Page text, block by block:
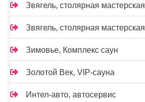
Звягель, столярная мастерская
Звягель, столярная мастерская
Зимовье, Комплекс саун
Золотой Век, VIP-сауна
Интел-авто, автосервис